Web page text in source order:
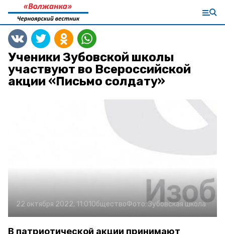
Ученики Зубовской школы
участвуют во Всероссийской
акции «Письмо солдату»
22 октября 2022, 11:01ОбществоФото:Зубовская школа
В патриотической акции принимают